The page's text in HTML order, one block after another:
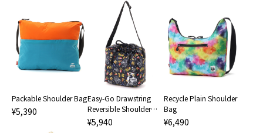
Packable Shoulder Bag
¥5,390
Easy-Go Drawstring
Reversible Shoulder
Bag
¥5,940
Recycle Plain Shoulder
Bag
¥6,490